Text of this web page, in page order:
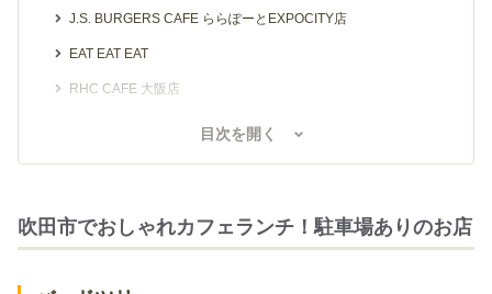
J.S. BURGERS CAFE ららぽーとEXPOCITY店
EAT EAT EAT
RHC CAFE 大阪店
CAFE DINING VALORE.
目次を開く
吹田市でおしゃれカフェランチ！駐車場ありのお店